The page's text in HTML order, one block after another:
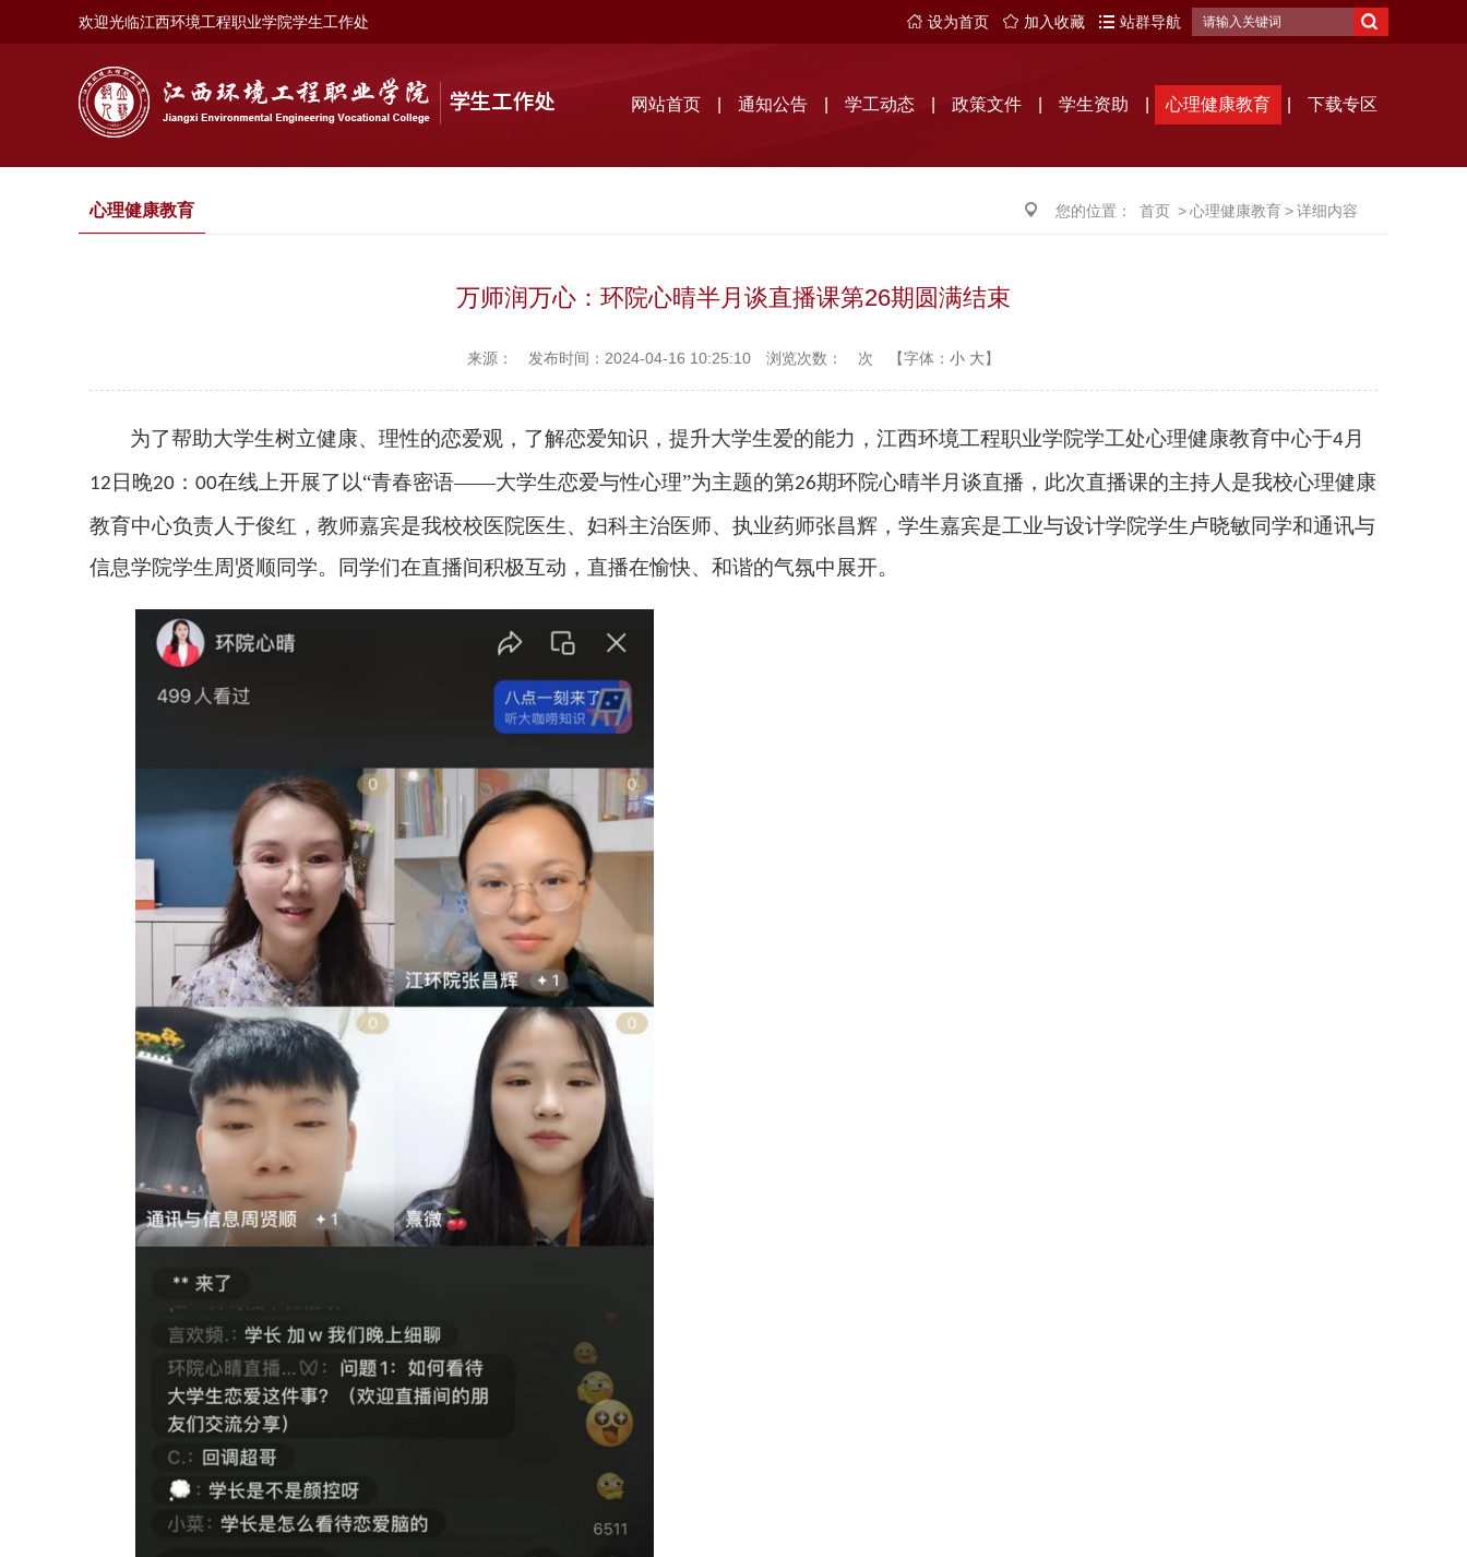
欢迎光临江西环境工程职业学院学生工作处 设为首页 加入收藏 站群导航
网站首页 通知公告 学工动态 政策文件 学生资助 心理健康教育 下载专区
您的位置： 首页 >心理健康教育>详细内容
心理健康教育
万师润万心：环院心晴半月谈直播课第26期圆满结束
来源： 发布时间：2024-04-16 10:25:10 浏览次数： 次 【字体： 小 大】
为了帮助大学生树立健康、理性的恋爱观，了解恋爱知识，提升大学生爱的能力 ， 江西环境工程职业学院学工处心理健康教育中心于4 月
12 日晚20 ： 00在线上开展了以“青春密语——大学生恋爱与性心理”为主题的第26期环院心晴半月谈直播，此次直播课的主持人是我校心理健康
教育中心负责人于俊红 ，教师嘉宾是我校校医院医生、妇科主治医师、执业药师张昌辉 ， 学生嘉宾是工业与设计学院学生卢晓敏同学和通讯与
信息学院学生周贤顺同学。同学们在直播间积极互动，直播在愉快、和谐的气氛中展开。